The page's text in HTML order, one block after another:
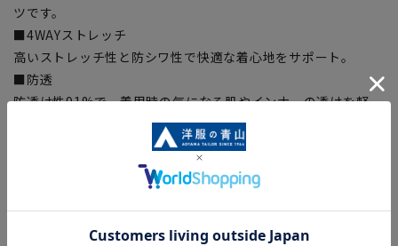
ツです。
■4WAYストレッチ
高いストレッチ性と防シワ性で快適な着心地をサポート。
■防透
防透け性91%で、着用時の気になる肌やインナーの透けを軽
繊維上の菌の増殖を抑制し、部屋干しのイヤな臭いを軽減。
【シルエット】《やや細め(スッキリ)》(当社比)